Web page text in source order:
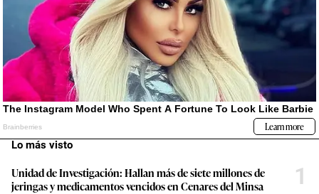
Lo más visto
Unidad de Investigación: Hallan más de siete millones de
jeringas y medicamentos vencidos en Cenares del Minsa
1